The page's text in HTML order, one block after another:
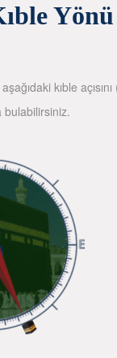
Yönü
kıble
bulabilirsiniz.